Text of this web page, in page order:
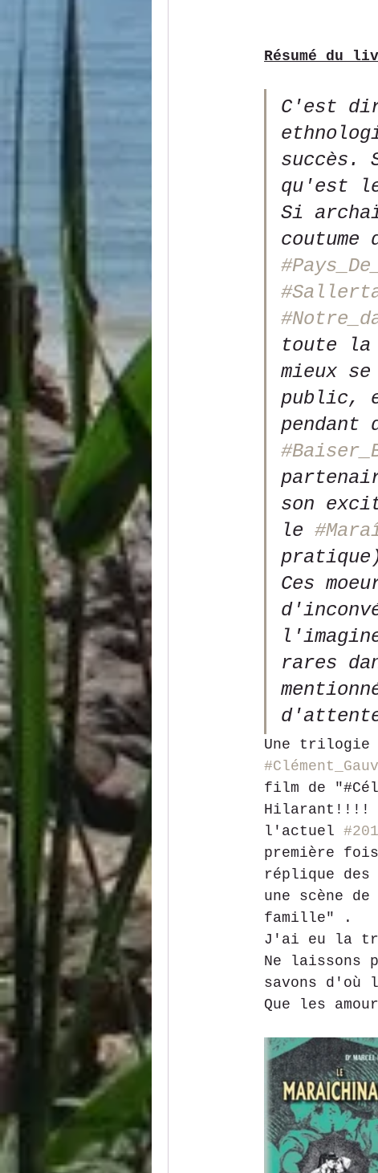
Résumé du
C'est
succès.
qu'est
Si
toute la
mieux
public,
pendant
son
le
Ces
rares
Une trilogie
film de
Hilarant!!!!
l'actuel
première
réplique
une scène
famille" .
J'ai eu la
Ne laissons
savons
Que les